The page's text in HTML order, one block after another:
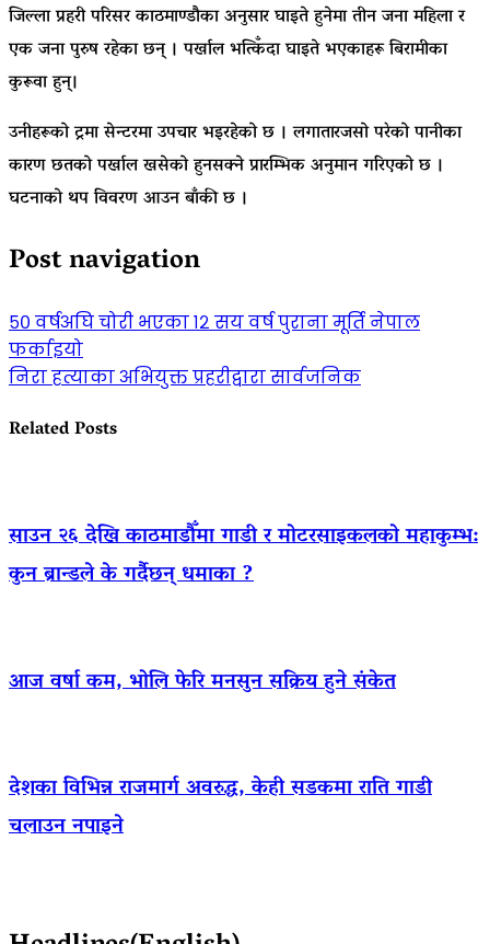
जिल्ला प्रहरी परिसर काठमाण्डौका अनुसार घाइते हुनेमा तीन जना महिला र
एक जना पुरुष रहेका छन् । पर्खाल भत्किँदा घाइते भएकाहरू बिरामीका
कुरूवा हुन्।
उनीहरूको ट्रमा सेन्टरमा उपचार भइरहेको छ । लगातारजसो परेको पानीका
कारण छतको पर्खाल खसेको हुनसक्ने प्रारम्भिक अनुमान गरिएको छ ।
घटनाकाे थप विवरण आउन बाँकी छ ।
Post navigation
५० वर्षअघि चोरी भएका १२ सय वर्ष पुराना मूर्ति नेपाल
फर्काइयो
निरा हत्याका अभियुक्त प्रहरीद्वारा सार्वजनिक
Related Posts
साउन २६ देखि काठमाडौँमा गाडी र मोटरसाइकलको महाकुम्भ:
कुन ब्रान्डले के गर्दैछन् धमाका ?
आज वर्षा कम, भोलि फेरि मनसुन सक्रिय हुने संकेत
देशका विभिन्न राजमार्ग अवरुद्ध, केही सडकमा राति गाडी
चलाउन नपाइने